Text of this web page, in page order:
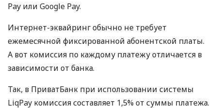
Pay или Google Pay.
Интернет-эквайринг обычно не требует
ежемесячной фиксированной абонентской платы.
А вот комиссия по каждому платежу отличается в
зависимости от банка.
Так, в ПриватБанк при использовании системы
LiqPay комиссия составляет 1,5% от суммы платежа.